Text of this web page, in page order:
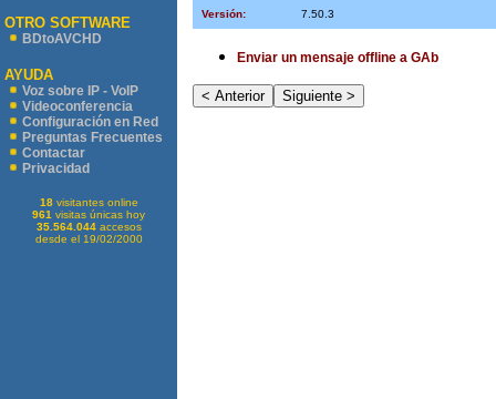
OTRO SOFTWARE
BDtoAVCHD
AYUDA
Voz sobre IP - VoIP
Videoconferencia
Configuración en Red
Preguntas Frecuentes
Contactar
Privacidad
18visitantes online
961 visitas únicas hoy
35.564.044accesos
desde el 19/02/2000
Versión:
7.50.3
Enviar un mensaje offline a GAb